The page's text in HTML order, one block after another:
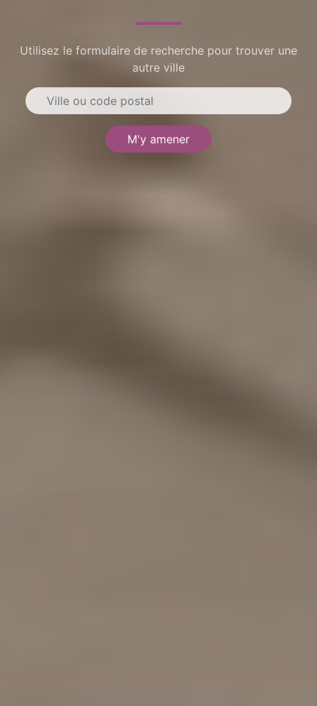
Utilisez le formulaire de recherche pour trouver une
autre ville
M'y amener